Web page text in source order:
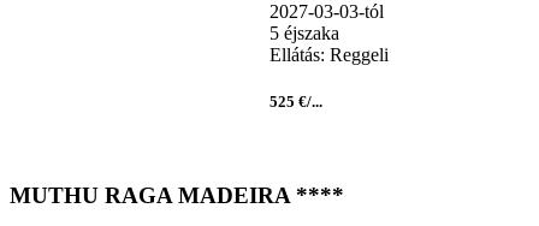
2027-03-03-tól
5 éjszaka
Ellátás: Reggeli
525 €/...
MUTHU RAGA MADEIRA ****